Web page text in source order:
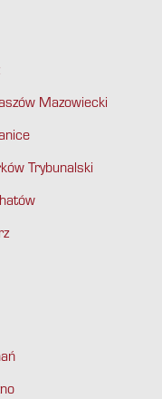
Mazowiecki
Trybunalski